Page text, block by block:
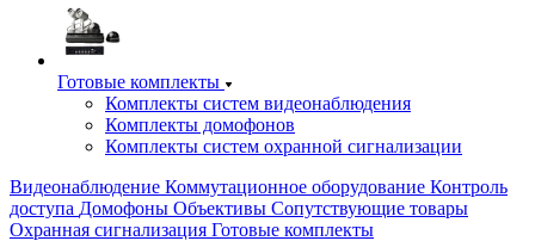
Готовые комплекты
Комплекты систем видеонаблюдения
Комплекты домофонов
Комплекты систем охранной сигнализации
Видеонаблюдение Коммутационное оборудование Контроль
доступа Домофоны Объективы Сопутствующие товары
Охранная сигнализация Готовые комплекты